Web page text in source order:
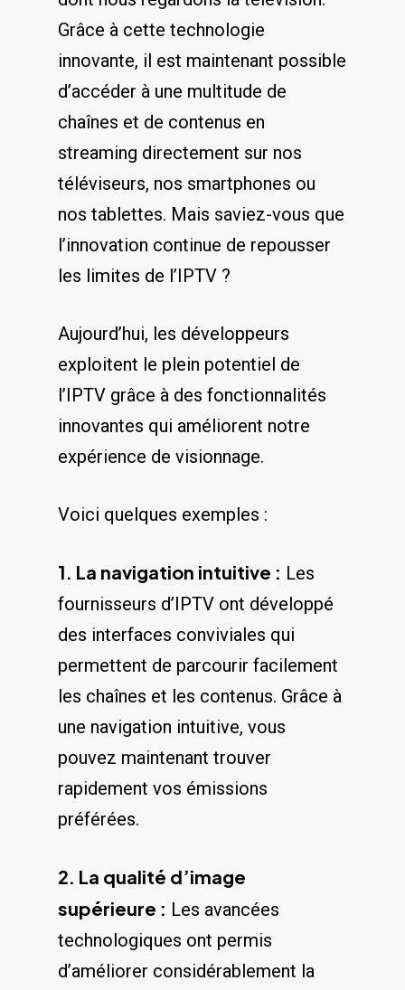
Grâce à cette technologie‍
innovante, il est maintenant possible
d’accéder ⁢à une ⁤multitude de
⁤chaînes et de contenus en
streaming directement sur ⁤nos⁤
téléviseurs, nos smartphones ou
nos tablettes. Mais saviez-vous‌ que
l’innovation continue de repousser
les limites ‌de l’IPTV ?
Aujourd’hui, les développeurs
exploitent le plein potentiel de
l’IPTV grâce ​à des fonctionnalités⁣
innovantes qui améliorent notre
expérience de visionnage.
Voici quelques ⁤exemples :
1. La⁢ navigation intuitive : Les
⁢fournisseurs d’IPTV ont développé
des interfaces conviviales qui
permettent de ⁣parcourir ⁤facilement
les chaînes et les contenus. ⁤Grâce à
une navigation intuitive, vous
pouvez maintenant trouver
rapidement vos émissions
préférées.
2. La qualité d’image
supérieure : Les avancées
technologiques ont permis
d’améliorer considérablement⁢ la